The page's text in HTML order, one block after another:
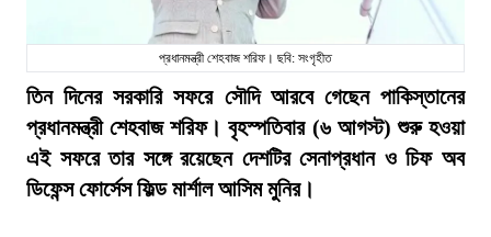
প্রধানমন্ত্রী শেহবাজ শরিফ। ছবি: সংগৃহীত
তিন দিনের সরকারি সফরে সৌদি আরবে গেছেন পাকিস্তানের
প্রধানমন্ত্রী শেহবাজ শরিফ। বৃহস্পতিবার (৬ আগস্ট) শুরু হওয়া
এই সফরে তার সঙ্গে রয়েছেন দেশটির সেনাপ্রধান ও চিফ অব
ডিফেন্স ফোর্সেস ফিল্ড মার্শাল আসিম মুনির।